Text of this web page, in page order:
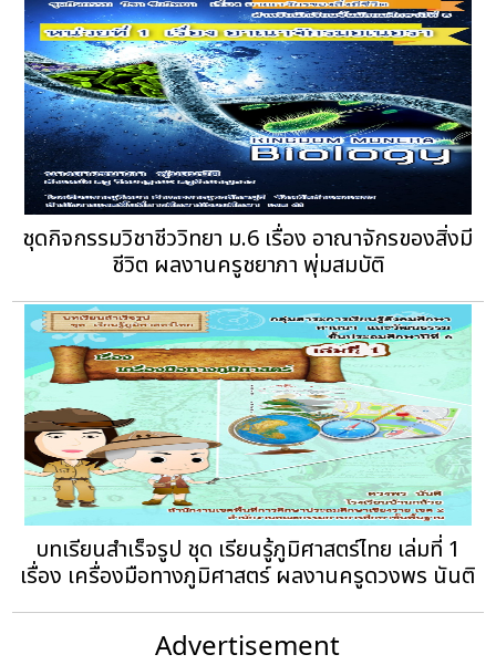
ชุดกิจกรรมวิชาชีววิทยา ม.6 เรื่อง อาณาจักรของสิ่งมี
ชีวิต ผลงานครูชยาภา พุ่มสมบัติ
บทเรียนสำเร็จรูป ชุด เรียนรู้ภูมิศาสตร์ไทย เล่มที่ 1
เรื่อง เครื่องมือทางภูมิศาสตร์ ผลงานครูดวงพร นันติ
Advertisement